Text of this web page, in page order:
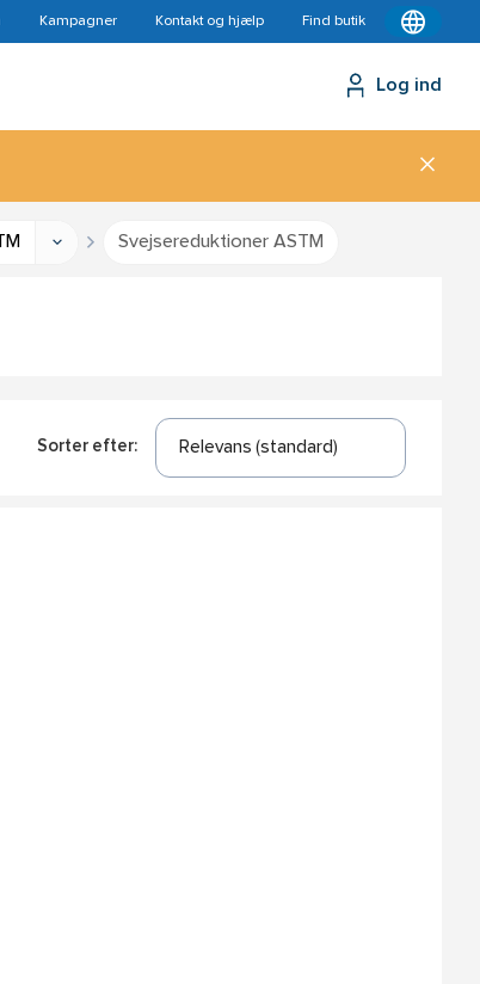
Kampagner Kontakt og hjælp Find butik
Log ind
Svejsereduktioner ASTM
Sorter efter: